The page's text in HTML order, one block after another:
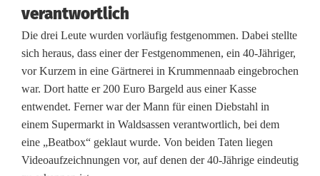
f
i
n
g
e
r
verantwortlich
Die drei Leute wurden vorläufig festgenommen. Dabei stellte
sich heraus, dass einer der Festgenommenen, ein 40-Jähriger,
vor Kurzem in eine Gärtnerei in Krummennaab eingebrochen
war. Dort hatte er 200 Euro Bargeld aus einer Kasse
entwendet. Ferner war der Mann für einen Diebstahl in
einem Supermarkt in Waldsassen verantwortlich, bei dem
eine „Beatbox“ geklaut wurde. Von beiden Taten liegen
Videoaufzeichnungen vor, auf denen der 40-Jährige eindeutig